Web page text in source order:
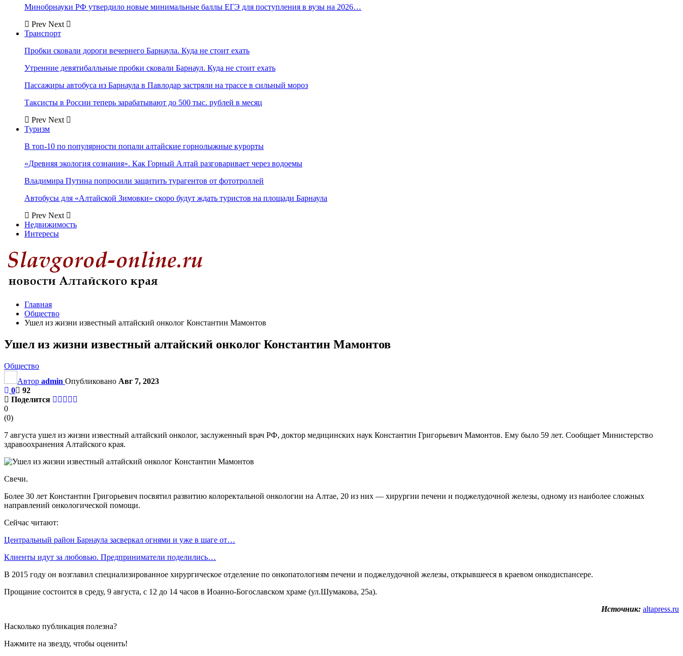
Минобрнауки РФ утвердило новые минимальные баллы ЕГЭ для поступления в вузы на 2026…
Prev Next
Транспорт
Пробки сковали дороги вечернего Барнаула. Куда не стоит ехать
Утренние девятибалльные пробки сковали Барнаул. Куда не стоит ехать
Пассажиры автобуса из Барнаула в Павлодар застряли на трассе в сильный мороз
Таксисты в России теперь зарабатывают до 500 тыс. рублей в месяц
Prev Next
Туризм
В топ-10 по популярности попали алтайские горнолыжные курорты
«Древняя экология сознания». Как Горный Алтай разговаривает через водоемы
Владимира Путина попросили защитить турагентов от фототроллей
Автобусы для «Алтайской Зимовки» скоро будут ждать туристов на площади Барнаула
Prev Next
Недвижимость
Интересы
Главная
Общество
Ушел из жизни известный алтайский онколог Константин Мамонтов
Ушел из жизни известный алтайский онколог Константин Мамонтов
Общество
Автор admin Опубликовано Авг 7, 2023
0
92
Поделится
0
(0)
7 августа ушел из жизни известный алтайский онколог, заслуженный врач РФ, доктор медицинских наук Константин Григорьевич Мамонтов. Ему было 59 лет. Сообщает Министерство
здравоохранения Алтайского края.
Свечи.
Более 30 лет Константин Григорьевич посвятил развитию колоректальной онкологии на Алтае, 20 из них — хирургии печени и поджелудочной железы, одному из наиболее сложных
направлений онкологической помощи.
Сейчас читают:
Центральный район Барнаула засверкал огнями и уже в шаге от…
Клиенты идут за любовью. Предприниматели поделились…
В 2015 году он возглавил специализированное хирургическое отделение по онкопатологиям печени и поджелудочной железы, открывшееся в краевом онкодиспансере.
Прощание состоится в среду, 9 августа, с 12 до 14 часов в Иоанно-Богославском храме (ул.Шумакова, 25а).
Источник: altapress.ru
Насколько публикация полезна?
Нажмите на звезду, чтобы оценить!